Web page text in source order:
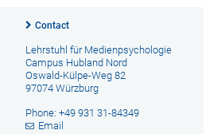
Contact
Lehrstuhl für Medienpsychologie
Campus Hubland Nord
Oswald-Külpe-Weg 82
97074 Würzburg
Phone: +49 931 31-84349
Email